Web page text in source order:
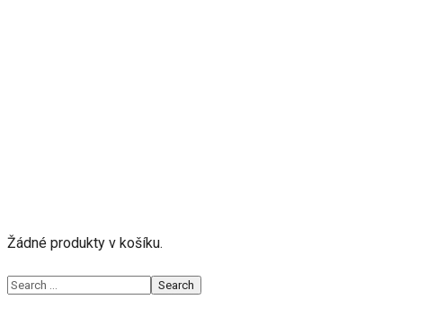
Žádné produkty v košíku.